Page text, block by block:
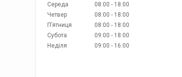
Середа
08:00
18:00
Четвер
08:00
18:00
Пʼятниця
08:00
18:00
Субота
09:00
18:00
Неділя
09:00 16:00